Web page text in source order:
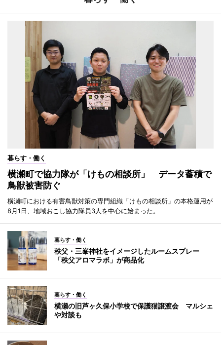
暮らす・働く
横瀬町で協力隊が「けもの相談所」 データ蓄積で
鳥獣被害防ぐ
横瀬町における有害鳥獣対策の専門組織「けもの相談所」の本格運用が
8月1日、地域おこし協力隊員3人を中心に始まった。
暮らす・働く
秩父・三峯神社をイメージしたルームスプレー
「秩父アロマラボ」が商品化
暮らす・働く
横瀬の旧芦ヶ久保小学校で保護猫譲渡会 マルシェ
や対談も